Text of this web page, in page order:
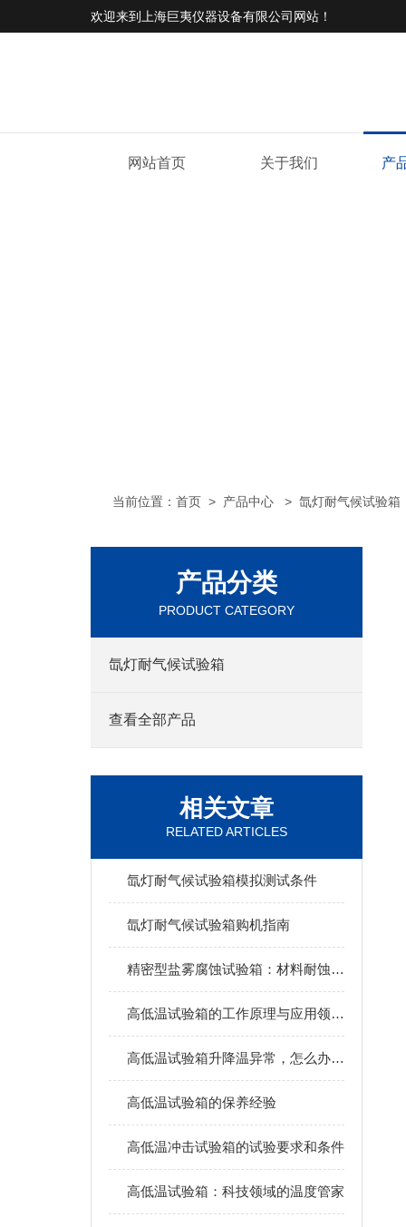
欢迎来到 上海巨夷仪器设备有限公司网站 ！
网站首页 关于我们 产
当前位置： 首页 > 产品中心 > 氙灯耐气候试验箱
产品分类
PRODUCT CATEGORY
氙灯耐气候试验箱
查看全部产品
相关文章
RELATED ARTICLES
氙灯耐气候试验箱模拟测试条件
氙灯耐气候试验箱购机指南
精密型盐雾腐蚀试验箱：材料耐蚀性的“严酷考官“
高低温试验箱的工作原理与应用领域详解
高低温试验箱升降温异常，怎么办，巨夷仪器为您解答！
高低温试验箱的保养经验
高低温冲击试验箱的试验要求和条件
高低温试验箱：科技领域的温度管家